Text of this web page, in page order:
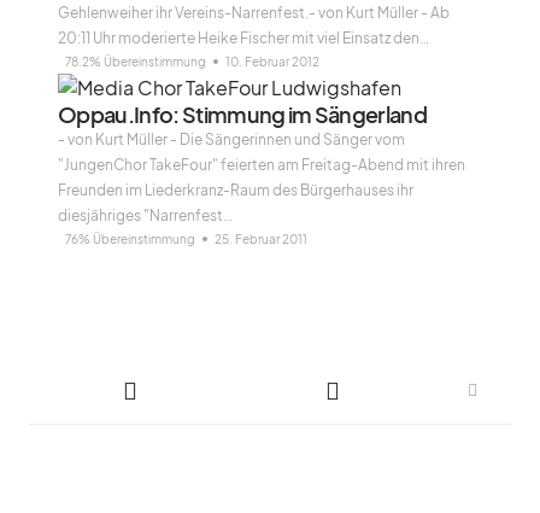
Gehlenweiher ihr Vereins-Narrenfest.- von Kurt Müller - Ab
20:11 Uhr moderierte Heike Fischer mit viel Einsatz den…
78.2% Übereinstimmung 10. Februar 2012
Oppau.Info: Stimmung im Sängerland
- von Kurt Müller - Die Sängerinnen und Sänger vom
"JungenChor TakeFour" feierten am Freitag-Abend mit ihren
Freunden im Liederkranz-Raum des Bürgerhauses ihr
diesjähriges "Narrenfest…
76% Übereinstimmung 25. Februar 2011